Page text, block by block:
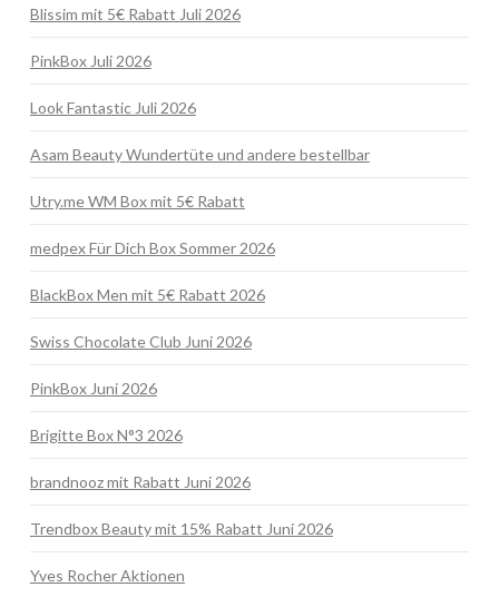
Blissim mit 5€ Rabatt Juli 2026
PinkBox Juli 2026
Look Fantastic Juli 2026
Asam Beauty Wundertüte und andere bestellbar
Utry.me WM Box mit 5€ Rabatt
medpex Für Dich Box Sommer 2026
BlackBox Men mit 5€ Rabatt 2026
Swiss Chocolate Club Juni 2026
PinkBox Juni 2026
Brigitte Box N°3 2026
brandnooz mit Rabatt Juni 2026
Trendbox Beauty mit 15% Rabatt Juni 2026
Yves Rocher Aktionen